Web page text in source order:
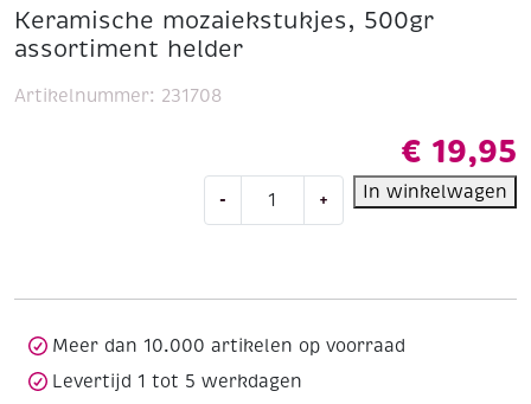
Keramische mozaiekstukjes, 500gr
assortiment helder
€ 19,95
-
mozaiekstukjes,
+ In winkelwagen
Artikelnummer: 231708
Meer dan 10.000 artikelen op voorraad
Levertijd 1 tot 5 werkdagen